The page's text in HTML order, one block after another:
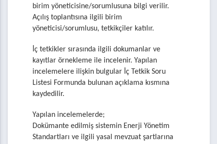
birim yöneticisine/sorumlusuna bilgi verilir.
Açılış toplantısına ilgili birim
yöneticisi/sorumlusu, tetkikçiler katılır.
İç tetkikler sırasında ilgili dokumanlar ve
kayıtlar örnekleme ile incelenir. Yapılan
incelemelere ilişkin bulgular İç Tetkik Soru
Listesi Formunda bulunan açıklama kısmına
kaydedilir.
Yapılan incelemelerde;
Dokümante edilmiş sistemin Enerji Yönetim
Standartları ve ilgili yasal mevzuat şartlarına